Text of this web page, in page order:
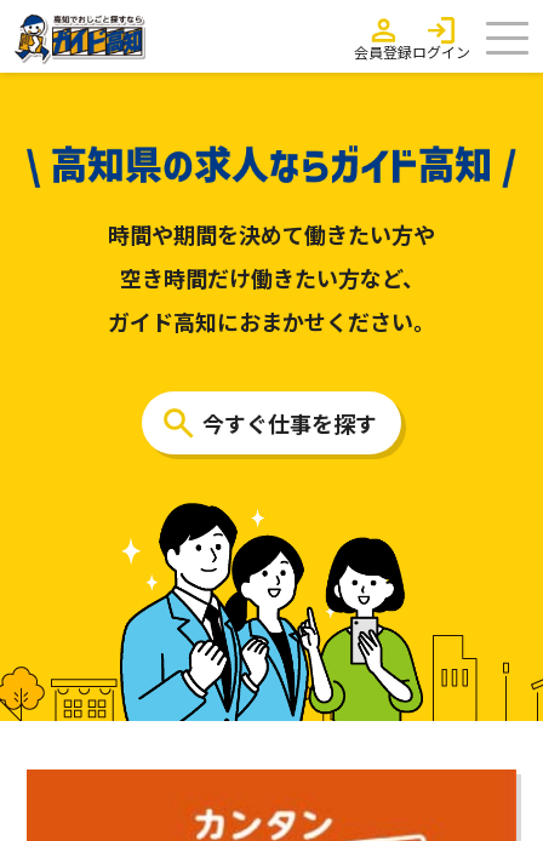
会員登録ログイン
時間や期間を決めて働きたい方や
空き時間だけ働きたい方など、
ガイド高知におまかせください。
今すぐ仕事を探す